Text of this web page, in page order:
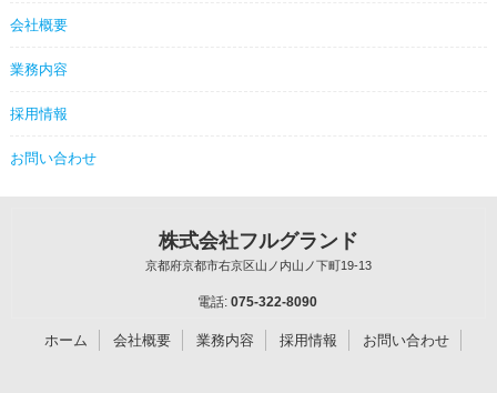
会社概要
業務内容
採用情報
お問い合わせ
株式会社フルグランド
京都府京都市右京区山ノ内山ノ下町19-13
電話:075-322-8090
ホーム 会社概要 業務内容 採用情報 お問い合わせ